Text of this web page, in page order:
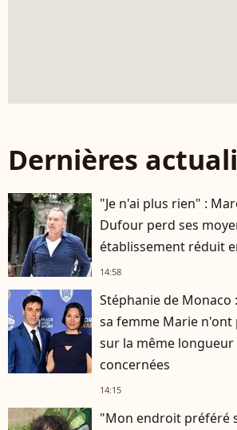
Dernières
"Je n'ai plus rien" :
Dufour perd ses
établissement réduit
14:58
Stéphanie de Monaco
sa femme Marie
sur la même
concernées
14:15
"Mon endroit préféré